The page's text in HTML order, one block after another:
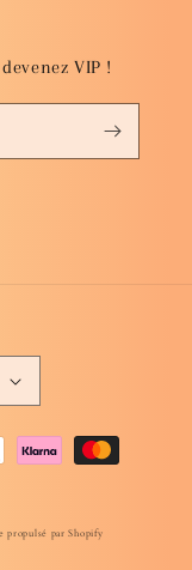
VIP !
par Shopify